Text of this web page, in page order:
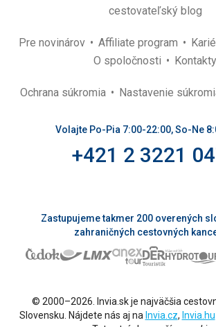
cestovateľský blog
Pre novinárov Affiliate program
O spoločnosti
Kontakty
Ochrana súkromia Nastavenie
Volajte Po-Pia 7:00-22:00, So-Ne
+421 2 3221
Zastupujeme takmer 200 overených
zahraničných cestovných
© 2000–2026. Invia.sk je najväčšia
Slovensku. Nájdete nás aj na Invia.cz, Invia.hu